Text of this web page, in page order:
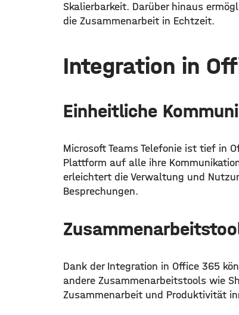
Skalierbarkeit. Darüber hinaus
die Zusammenarbeit in Echtzeit.
Integration in
Einheitliche
Microsoft Teams Telefonie ist tief in
Plattform auf alle ihre
erleichtert die Verwaltung und
Besprechungen.
Dank der Integration in Office 365
andere Zusammenarbeitstools wie
Zusammenarbeit und Produktivität